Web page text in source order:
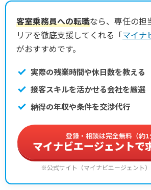
客室乗務員への転職なら、専任の担
リアを徹底支援してくれる「マイナ
がおすすめです。
実際の残業時間や休日数を教える
接客スキルを活かせる会社を厳選
納得の年収や条件を交渉代行
登録・相談は完全無料（約1
マイナビエージェントで
※公式サイト（マイナビエージェント